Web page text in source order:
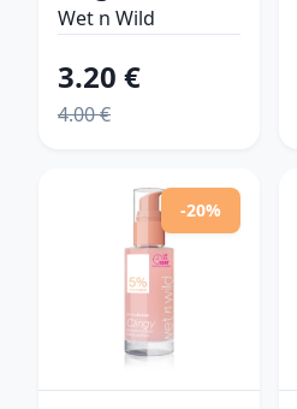
hydratačný rúž
efektom
odtieň Mauve
Wet n Wild
3.20 €
4.00 €
-20%